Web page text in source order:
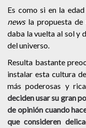
Es como si en la
newsla propuesta de
daba la vuelta al sol y
del universo.
Resulta bastante
instalar esta cultura
más poderosas y
deciden usar su gran
de opinión cuando
que consideren